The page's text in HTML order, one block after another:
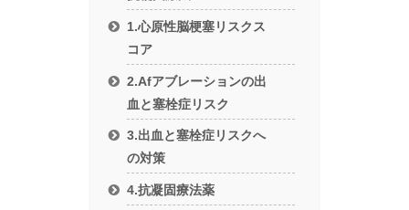
1.心原性脳梗塞リスクス
コア
2.Afアブレーションの出
血と塞栓症リスク
3.出血と塞栓症リスクへ
の対策
4.抗凝固療法薬